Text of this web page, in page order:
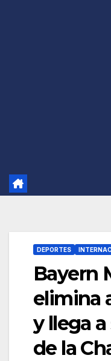
DEPORTES
Bayern
elimina
y llega
de la